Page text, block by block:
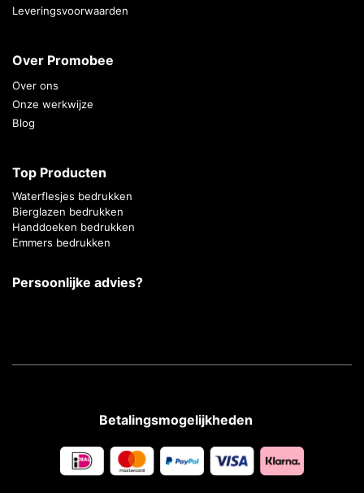
Leveringsvoorwaarden
Over Promobee
Over ons
Onze werkwijze
Blog
Top Producten
Waterflesjes bedrukken
Bierglazen bedrukken
Handdoeken bedrukken
Emmers bedrukken
Persoonlijke advies?
Betalingsmogelijkheden